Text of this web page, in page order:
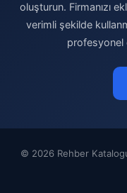
oluşturun. Firmanızı
verimli şekilde
profesyonel
© 2026 Rehber